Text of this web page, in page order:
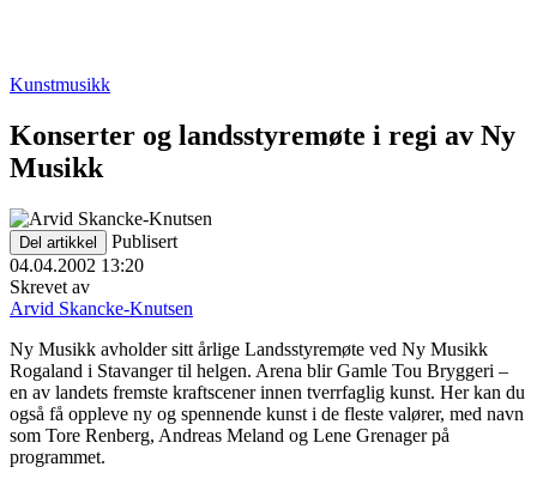
Kunstmusikk
Konserter og landsstyremøte i regi av Ny
Musikk
Del artikkel
Publisert
04.04.2002 13:20
Skrevet av
Arvid Skancke-Knutsen
Ny Musikk avholder sitt årlige Landsstyremøte ved Ny Musikk
Rogaland i Stavanger til helgen. Arena blir Gamle Tou Bryggeri –
en av landets fremste kraftscener innen tverrfaglig kunst. Her kan du
også få oppleve ny og spennende kunst i de fleste valører, med navn
som Tore Renberg, Andreas Meland og Lene Grenager på
programmet.